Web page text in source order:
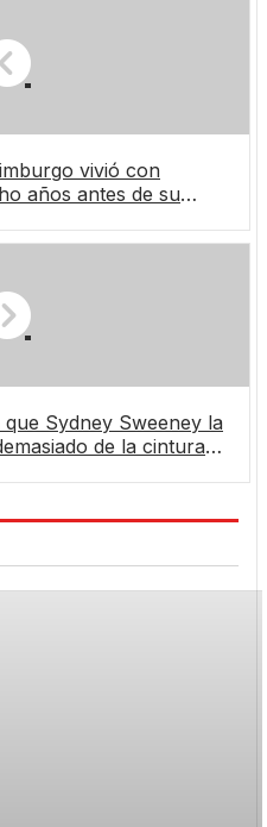
vivió con
años antes de su
Sydney Sweeney la
de la cintura